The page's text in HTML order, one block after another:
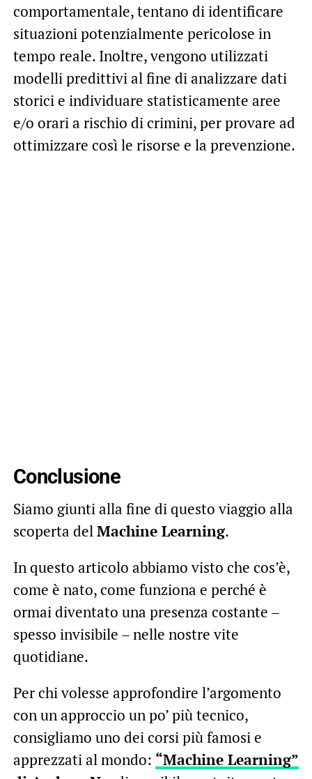
comportamentale, tentano di identificare
situazioni potenzialmente pericolose in
tempo reale. Inoltre, vengono utilizzati
modelli predittivi al fine di analizzare dati
storici e individuare statisticamente aree
e/o orari a rischio di crimini, per provare ad
ottimizzare così le risorse e la prevenzione.
Conclusione
Siamo giunti alla fine di questo viaggio alla
scoperta delMachine Learning.
In questo articolo abbiamo visto che cos’è,
come è nato, come funziona e perché è
ormai diventato una presenza costante –
spesso invisibile – nelle nostre vite
quotidiane.
Per chi volesse approfondire l’argomento
con un approccio un po’ più tecnico,
consigliamo uno dei corsi più famosi e
apprezzati al mondo: “Machine Learning”